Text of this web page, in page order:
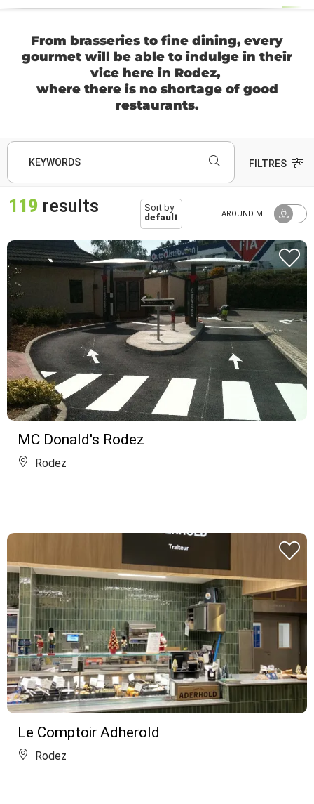
From brasseries to fine dining, every
gourmet will be able to indulge in their
vice here in Rodez,
where there is no shortage of good
restaurants.
KEYWORDS FILTRES
119 results
Sort by
default
AROUND ME
MC Donald's Rodez
Rodez
Le Comptoir Adherold
Rodez